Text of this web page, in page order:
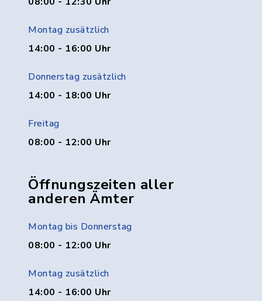
Montag zusätzlich
14:00 - 16:00 Uhr
Donnerstag zusätzlich
14:00 - 18:00 Uhr
Freitag
08:00 - 12:00 Uhr
Öffnungszeiten aller
anderen Ämter
Montag bis Donnerstag
08:00 - 12:00 Uhr
Montag zusätzlich
14:00 - 16:00 Uhr